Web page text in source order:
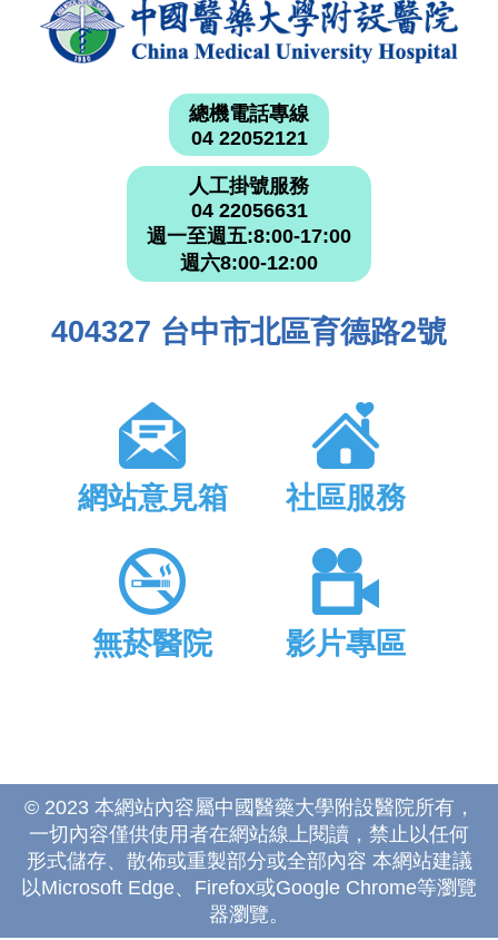
總機電話專線
04 22052121
人工掛號服務
04 22056631
週一至週五:8:00-17:00
週六8:00-12:00
404327 台中市北區育德路2號
網站意見箱 社區服務
無菸醫院 影片專區
© 2023 本網站內容屬中國醫藥大學附設醫院所有，
一切內容僅供使用者在網站線上閱讀，禁止以任何
形式儲存、散佈或重製部分或全部內容 本網站建議
以Microsoft Edge、Firefox或Google Chrome等瀏覽
器瀏覽。